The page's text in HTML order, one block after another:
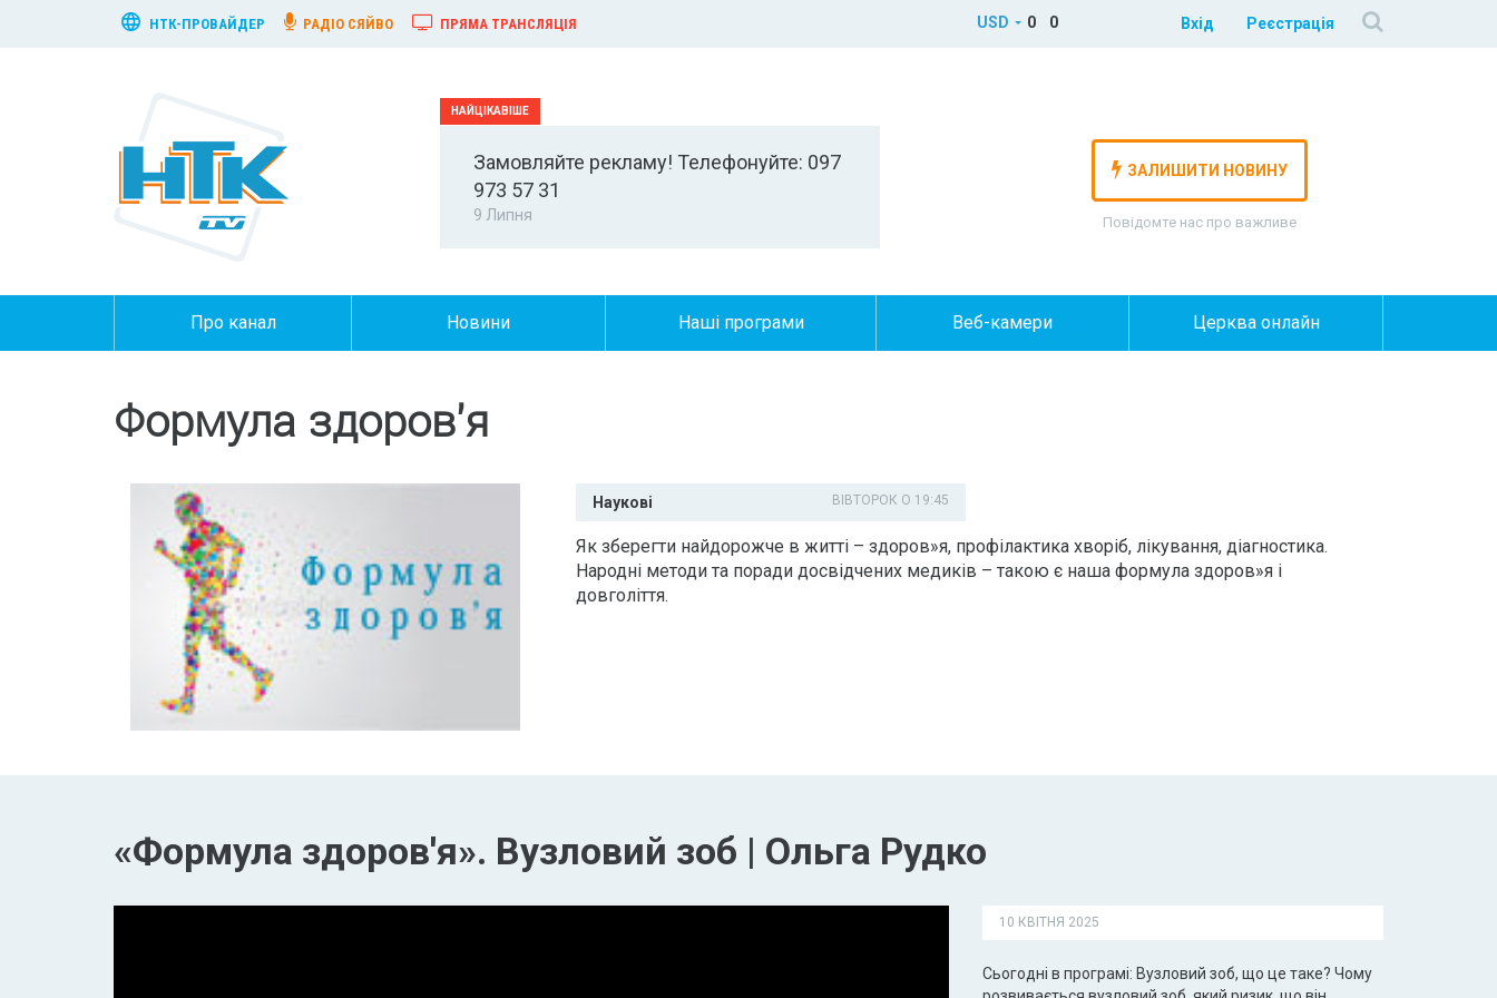
НТК-ПРОВАЙДЕР РАДІО СЯЙВО ПРЯМА ТРАНСЛЯЦІЯ USD 0 0 Вхід Реєстрація
Замовляйте рекламу! Телефонуйте: 097
973 57 31
9 Липня
ЗАЛИШИТИ НОВИНУ
Повідомте нас про важливе
Про канал Новини Наші програми Веб-камери Церква онлайн
Формула здоров'я
Наукові ВІВТОРОК О 19:45
Як зберегти найдорожче в житті – здоров»я, профілактика хворіб, лікування, діагностика.
Народні методи та поради досвідчених медиків – такою є наша формула здоров»я і
довголіття.
«Формула здоров'я». Вузловий зоб | Ольга Рудко
10 КВІТНЯ 2025
Сьогодні в програмі: Вузловий зоб, що це таке? Чому